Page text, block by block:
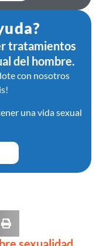
tratamientos
del hombre.
con nosotros
una vida sexual